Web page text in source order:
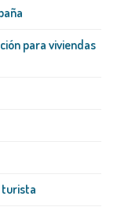
para viviendas
turista